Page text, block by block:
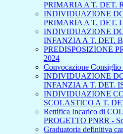
PRIMARIA A T. DET.
INDIVIDUAZIONE
PRIMARIA A T. DET.
INDIVIDUAZIONE
INFANZIA A T. DET.
PREDISPOSIZIONE
2024
Convocazione
INDIVIDUAZIONE
INFANZIA A T. DET.
INDIVIDUAZIONE
SCOLASTICO A T.
Rettifica Incarico di
PROGETTO PNRR -
Graduatoria definitiva